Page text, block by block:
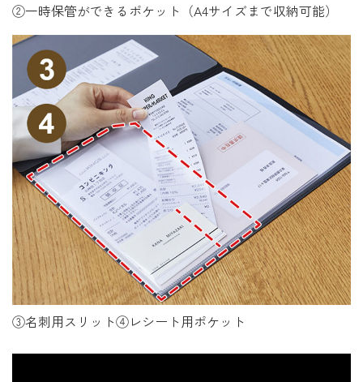
②一時保管ができるポケット（A4サイズまで収納可能）
③名刺用スリット④レシート用ポケット